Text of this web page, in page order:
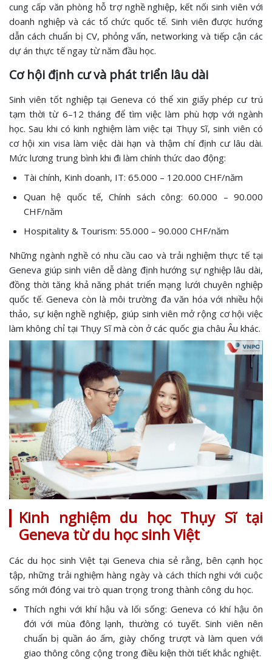
cung cấp văn phòng hỗ trợ nghề nghiệp, kết nối sinh viên với
doanh nghiệp và các tổ chức quốc tế. Sinh viên được hướng
dẫn cách chuẩn bị CV, phỏng vấn, networking và tiếp cận các
dự án thực tế ngay từ năm đầu học.
Cơ hội định cư và phát triển lâu dài
Sinh viên tốt nghiệp tại Geneva có thể xin giấy phép cư trú
tạm thời từ 6–12 tháng để tìm việc làm phù hợp với ngành
học. Sau khi có kinh nghiệm làm việc tại Thụy Sĩ, sinh viên có
cơ hội xin visa làm việc dài hạn và thậm chí định cư lâu dài.
Mức lương trung bình khi đi làm chính thức dao động:
Tài chính, Kinh doanh, IT: 65.000 – 120.000 CHF/năm
Quan hệ quốc tế, Chính sách công: 60.000 – 90.000
CHF/năm
Hospitality & Tourism: 55.000 – 90.000 CHF/năm
Những ngành nghề có nhu cầu cao và trải nghiệm thực tế tại
Geneva giúp sinh viên dễ dàng định hướng sự nghiệp lâu dài,
đồng thời tăng khả năng phát triển mạng lưới chuyên nghiệp
quốc tế. Geneva còn là môi trường đa văn hóa với nhiều hội
thảo, sự kiện nghề nghiệp, giúp sinh viên mở rộng cơ hội việc
làm không chỉ tại Thụy Sĩ mà còn ở các quốc gia châu Âu khác.
Kinh nghiệm du học Thụy Sĩ tại
Geneva từ du học sinh Việt
Các du học sinh Việt tại Geneva chia sẻ rằng, bên cạnh học
tập, những trải nghiệm hàng ngày và cách thích nghi với cuộc
sống mới đóng vai trò quan trọng trong thành công du học.
Thích nghi với khí hậu và lối sống: Geneva có khí hậu ôn
đới với mùa đông lạnh, thường có tuyết. Sinh viên nên
chuẩn bị quần áo ấm, giày chống trượt và làm quen với
giao thông công cộng trong điều kiện thời tiết khắc nghiệt.